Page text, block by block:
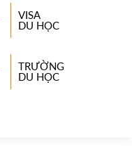
VISA
DU HỌC
TRƯỜNG
DU HỌC